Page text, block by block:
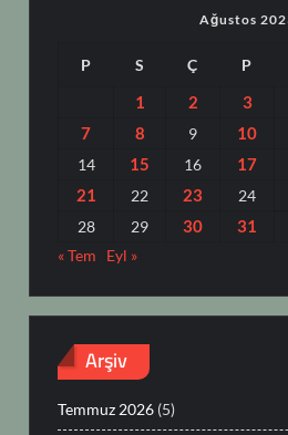
Ağustos
P S Ç P
1 2 3
7 8 9 10
14 15 16 17
21
22 23 24
28
29 30 31
« Tem Eyl »
Arşiv
Temmuz 2026 (5)